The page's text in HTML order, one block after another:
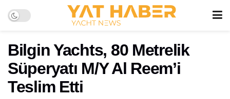
Bilgin Yachts, 80 Metrelik
Süperyatı M/Y Al Reem’i
Teslim Etti